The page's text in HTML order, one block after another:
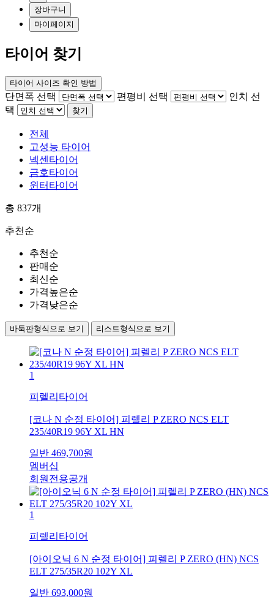
장바구니
마이페이지
타이어 찾기
타이어 사이즈 확인 방법
단면폭 선택 편평비 선택
인치 선
택
찾기
전체
고성능 타이어
넥센타이어
금호타이어
윈터타이어
총 837개
추천순
추천순
판매순
최신순
가격높은순
가격낮은순
바둑판형식으로 보기 리스트형식으로 보기
1
피렐리타이어
[코나 N 순정 타이어] 피렐리 P ZERO NCS ELT
235/40R19 96Y XL HN
일반 469,700원
멤버십
회원전용공개
1
피렐리타이어
[아이오닉 6 N 순정 타이어] 피렐리 P ZERO (HN) NCS
ELT 275/35R20 102Y XL
일반 693,000원